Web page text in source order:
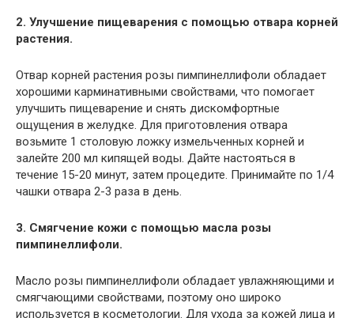
2. Улучшение пищеварения с помощью отвара корней
растения.
Отвар корней растения розы пимпинеллифоли обладает
хорошими карминативными свойствами, что помогает
улучшить пищеварение и снять дискомфортные
ощущения в желудке. Для приготовления отвара
возьмите 1 столовую ложку измельченных корней и
залейте 200 мл кипящей воды. Дайте настояться в
течение 15-20 минут, затем процедите. Принимайте по 1/4
чашки отвара 2-3 раза в день.
3. Смягчение кожи с помощью масла розы
пимпинеллифоли.
Масло розы пимпинеллифоли обладает увлажняющими и
смягчающими свойствами, поэтому оно широко
используется в косметологии. Для ухода за кожей лица и